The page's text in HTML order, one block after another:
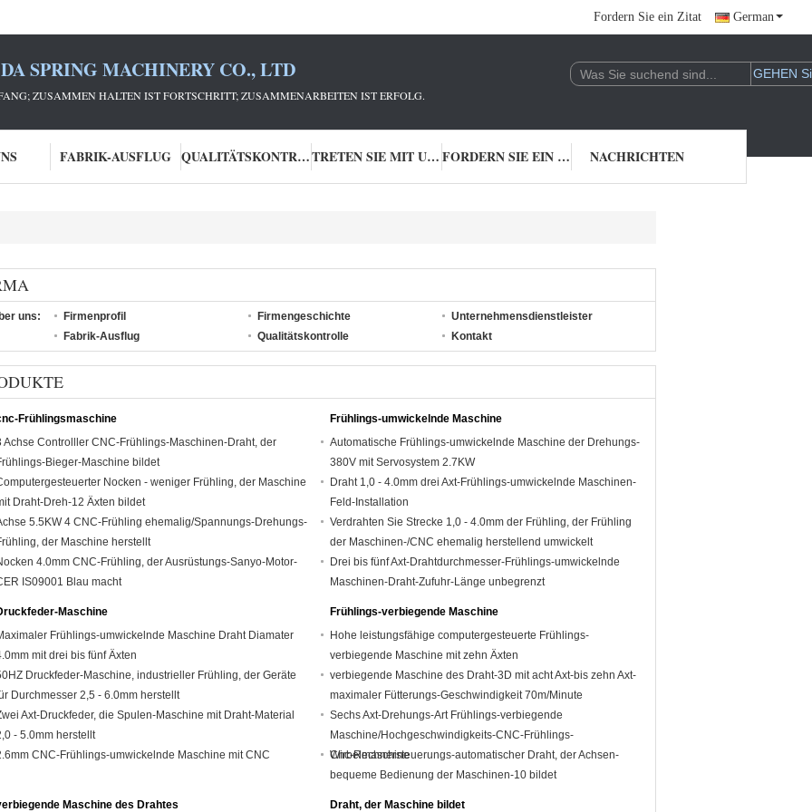
Fordern Sie ein Zitat German
SPRING MACHINERY CO., LTD
ZUSAMMEN HALTEN IST FORTSCHRITT; ZUSAMMENARBEITEN IST ERFOLG.
FABRIK-AUSFLUG QUALITÄTSKONTROLLE TRETEN SIE MIT UNS IN VERBINDUNG FORDERN SIE EIN ZITAT NACHRICHTEN
uns: Firmenprofil Firmengeschichte
Unternehmensdienstleister
Fabrik-Ausflug
Qualitätskontrolle Kontakt
Frühlingsmaschine
Achse Controlller CNC-Frühlings-Maschinen-Draht, der
Bieger-Maschine bildet
Nocken - weniger Frühling, der Maschine
Draht-Dreh-12 Äxten bildet
5.5KW 4 CNC-Frühling ehemalig/Spannungs-Drehungs-
der Maschine herstellt
4.0mm CNC-Frühling, der Ausrüstungs-Sanyo-Motor-
IS09001 Blau macht
Frühlings-umwickelnde Maschine
Automatische Frühlings-umwickelnde Maschine der Drehungs-
380V mit Servosystem 2.7KW
Draht 1,0 - 4.0mm drei Axt-Frühlings-umwickelnde Maschinen-
Feld-Installation
Verdrahten Sie Strecke 1,0 - 4.0mm der Frühling, der Frühling
der Maschinen-/CNC ehemalig herstellend umwickelt
Drei bis fünf Axt-Drahtdurchmesser-Frühlings-umwickelnde
Maschinen-Draht-Zufuhr-Länge unbegrenzt
Maschine
Frühlings-umwickelnde Maschine Draht Diamater
mit drei bis fünf Äxten
Druckfeder-Maschine, industrieller Frühling, der Geräte
Durchmesser 2,5 - 6.0mm herstellt
Axt-Druckfeder, die Spulen-Maschine mit Draht-Material
- 5.0mm herstellt
CNC-Frühlings-umwickelnde Maschine mit CNC
Frühlings-verbiegende Maschine
Hohe leistungsfähige computergesteuerte Frühlings-
verbiegende Maschine mit zehn Äxten
verbiegende Maschine des Draht-3D mit acht Axt-bis zehn Axt-
maximaler Fütterungs-Geschwindigkeit 70m/Minute
Sechs Axt-Drehungs-Art Frühlings-verbiegende
Maschine/Hochgeschwindigkeits-CNC-Frühlings-
Wirbelmaschine
Cnc-Rechnersteuerungs-automatischer Draht, der Achsen-
bequeme Bedienung der Maschinen-10 bildet
Maschine des Drahtes Draht, der Maschine bildet